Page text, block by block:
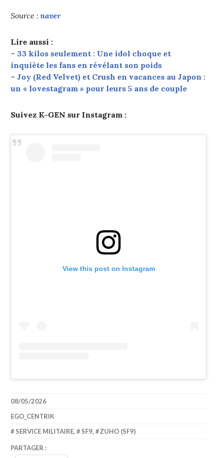
Source :naver
Lire aussi :
– 33 kilos seulement : Une idol choque et
inquiète les fans en révélant son poids
– Joy (Red Velvet) et Crush en vacances au Japon :
un « lovestagram » pour leurs 5 ans de couple
Suivez K-GEN sur Instagram :
View this post on Instagram
08/05/2026
EGO_CENTRIK
SERVICE MILITAIRE, SF9, ZUHO (SF9)
PARTAGER :